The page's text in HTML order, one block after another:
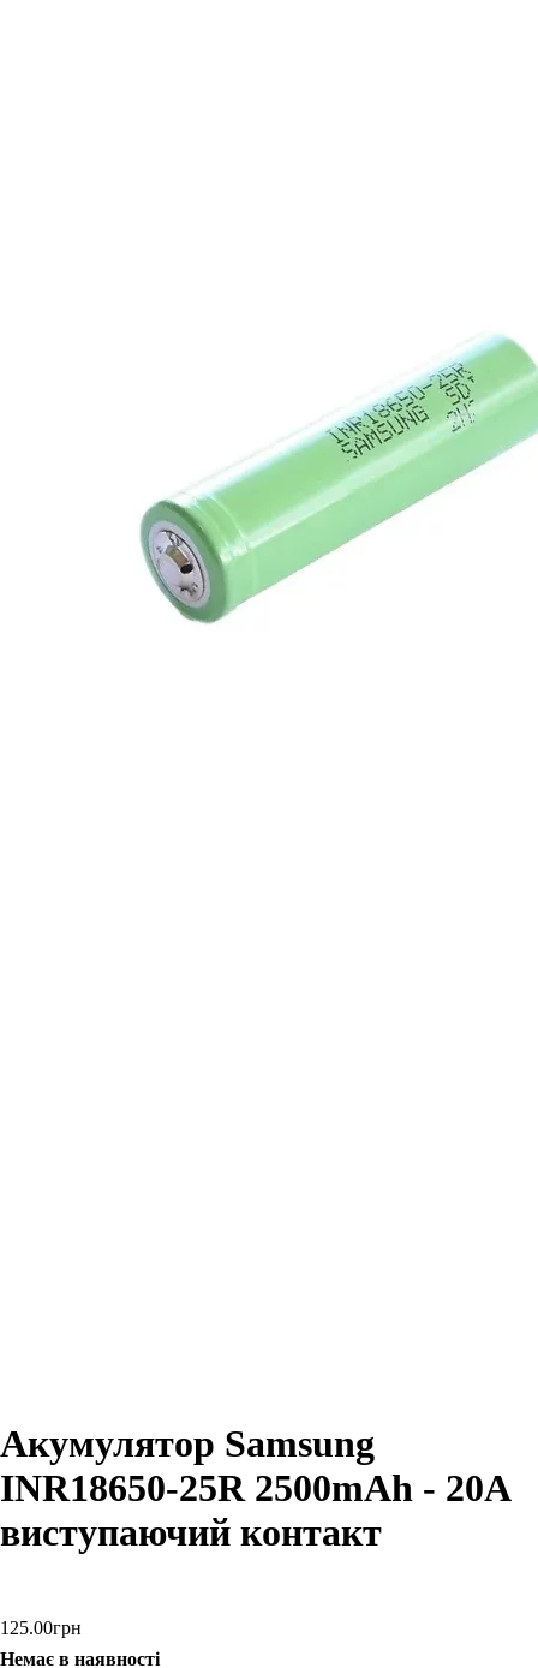
Акумулятор Samsung
INR18650-25R 2500mAh - 20A
виступаючий контакт
125.00грн